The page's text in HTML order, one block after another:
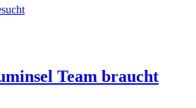
Team braucht